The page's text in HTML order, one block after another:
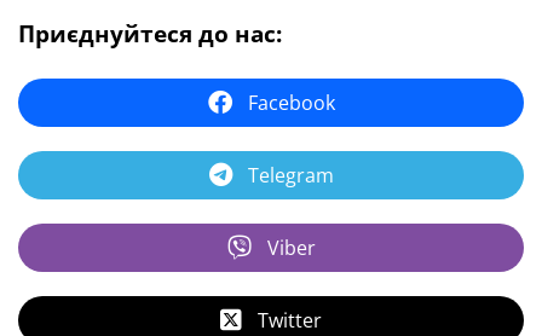
Приєднуйтеся до нас:
Facebook
Telegram
Viber
Twitter